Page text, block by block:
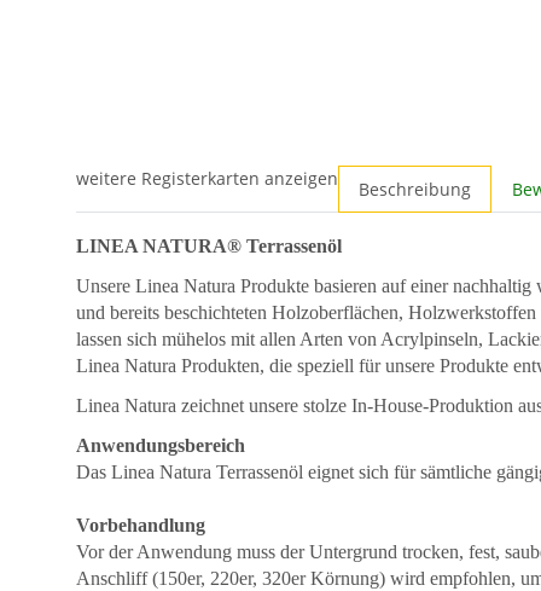
weitere Registerkarten anzeigen Beschreibung
LINEA NATURA® Terrassenöl
Unsere Linea Natura Produkte basieren auf einer
und bereits beschichteten Holzoberflächen,
lassen sich mühelos mit allen Arten von Acrylpinseln,
Linea Natura Produkten, die speziell für unsere Produkte
Linea Natura zeichnet unsere stolze In-House-Produktion
Anwendungsbereich
Das Linea Natura Terrassenöl eignet sich für sämtliche
Vorbehandlung
Vor der Anwendung muss der Untergrund trocken, fest,
Anschliff (150er, 220er, 320er Körnung) wird empfohlen,